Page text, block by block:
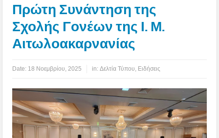
Πρώτη Συνάντηση της
Σχολής Γονέων της Ι. Μ.
Αιτωλοακαρνανίας
Date: 18 Νοεμβρίου, 2025 in:Δελτία Τύπου Ειδήσεις